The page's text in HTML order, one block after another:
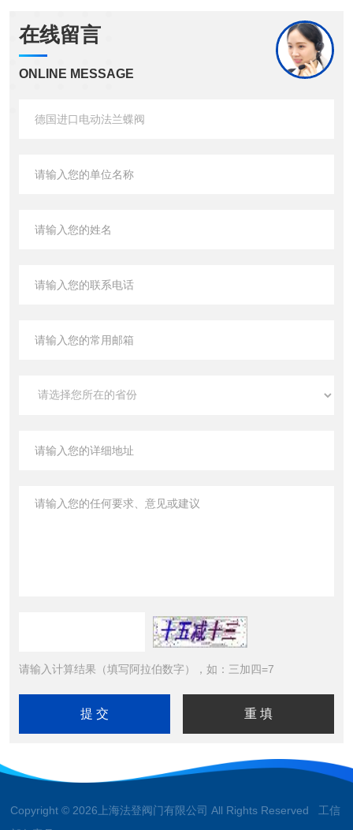
在线留言
ONLINE MESSAGE
请输入计算结果（填写阿拉伯数字），如：三加四=7
Copyright © 2026上海法登阀门有限公司 All Rights Reserved 工信